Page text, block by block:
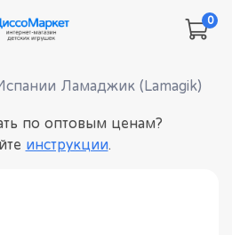
0
Ламаджик (Lamagik)
по оптовым ценам?
инструкции.